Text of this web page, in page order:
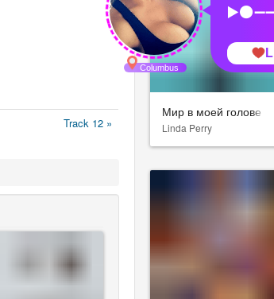
Track 12 »
Мир в моей голове
Linda Perry